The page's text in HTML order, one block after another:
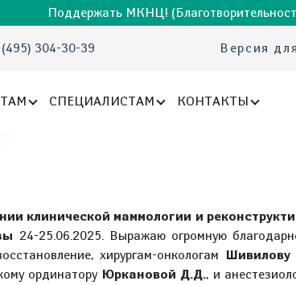
Поддержать МКНЦ!
(495) 304-30-39 Версия
СПЕЦИАЛИСТАМ КОНТАКТЫ
клинической маммологии и
24-25.06.2025. Выражаю огромную
хирургам-онкологам Шивилову
ординатору Юркановой Д.Д., и